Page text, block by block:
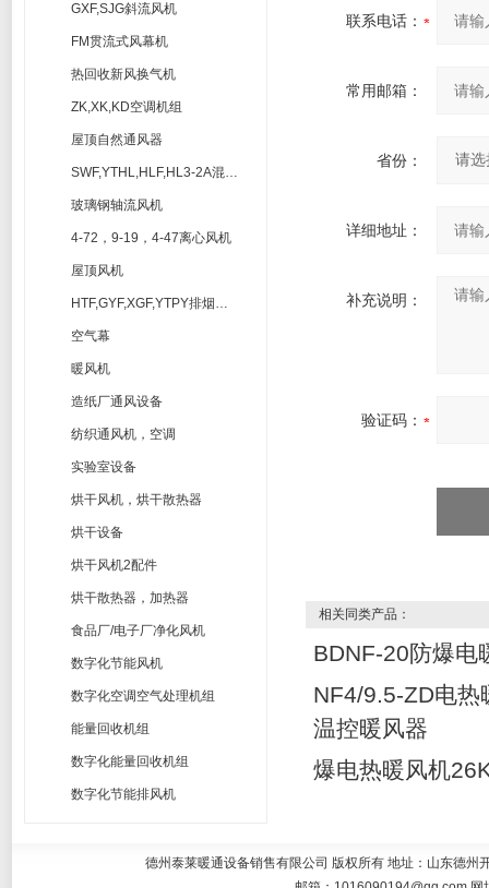
GXF,SJG斜流风机
FM贯流式风幕机
热回收新风换气机
ZK,XK,KD空调机组
屋顶自然通风器
SWF,YTHL,HLF,HL3-2A混流风机
玻璃钢轴流风机
4-72，9-19，4-47离心风机
屋顶风机
HTF,GYF,XGF,YTPY排烟风机
空气幕
暖风机
造纸厂通风设备
纺织通风机，空调
实验室设备
烘干风机，烘干散热器
烘干设备
烘干风机2配件
烘干散热器，加热器
食品厂/电子厂净化风机
数字化节能风机
数字化空调空气处理机组
能量回收机组
数字化能量回收机组
数字化节能排风机
联系电话：
常用邮箱：
省份：
详细地址：
补充说明：
验证码：
相关同类产品：
BDNF-20防爆电
NF4/9.5-ZD电热
温控暖风器
爆电热暖风机
德州泰莱暖通设备销售有限公司 版权所有 地址：山东德